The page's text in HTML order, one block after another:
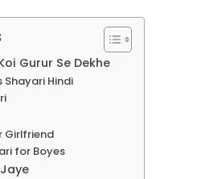
Gurur Se Dekhe
Hindi
Girlfriend
for Boyes